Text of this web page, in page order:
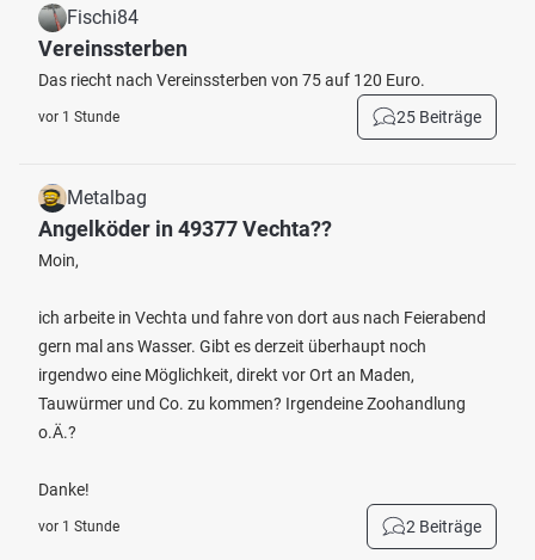
Fischi84
Vereinssterben
Das riecht nach Vereinssterben von 75 auf 120 Euro.
vor 1 Stunde 25 Beiträge
Metalbag
Angelköder in 49377 Vechta??
Moin,
ich arbeite in Vechta und fahre von dort aus nach Feierabend
gern mal ans Wasser. Gibt es derzeit überhaupt noch
irgendwo eine Möglichkeit, direkt vor Ort an Maden,
Tauwürmer und Co. zu kommen? Irgendeine Zoohandlung
o.Ä.?
Danke!
vor 1 Stunde 2 Beiträge